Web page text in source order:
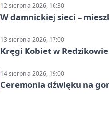
12 sierpnia 2026, 16:30
W damnickiej sieci –
13 sierpnia 2026, 17:00
Kręgi Kobiet w Redzikowie
14 sierpnia 2026, 19:00
Ceremonia dźwięku na